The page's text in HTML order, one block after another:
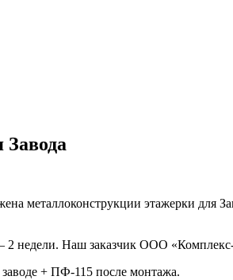
Завода
металлоконструкции этажерки для
недели. Наш заказчик ООО «Комплекс-
+ ПФ-115 после монтажа.